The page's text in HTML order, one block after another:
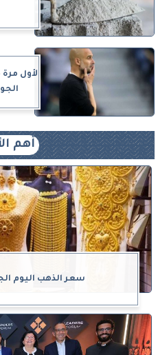
لأول
أهم
سعر الذهب اليوم الجمعة 23